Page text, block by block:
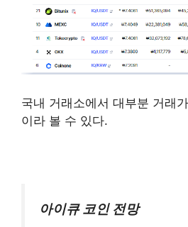
국내 거래소에서 대부분 거래
이라 볼 수 있다.
아이큐 코인 전망